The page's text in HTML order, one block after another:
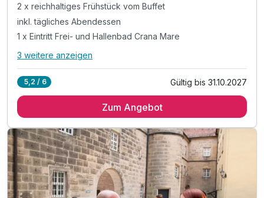
2 x reichhaltiges Frühstück vom Buffet
inkl. tägliches Abendessen
1 x Eintritt Frei- und Hallenbad Crana Mare
Alle Inklusivleistungen
2 x reichhaltiges Frühstück vom Buffet
1 x Eintritt Frei- und Hallenbad Crana Mare
inkl. Kinderspielplatz im Festungsgarten
inkl. Parkplatznutzung
inkl. kostenfreies WLAN
3 weitere anzeigen
5,2 / 6 Gültig bis 31.10.2027
Zum Angebot